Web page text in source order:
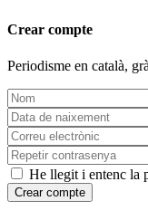
Crear compte
Periodisme en català,
He llegit i entenc la
Crear compte